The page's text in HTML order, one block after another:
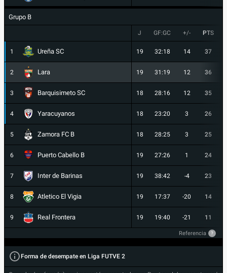
Grupo B
J GF:GC +/- PTS
1 Ureña SC 19 32:18 14 37
2 Lara 19 31:19 12 36
3 Barquisimeto SC 18 28:16 12 35
4 Yaracuyanos 18 23:20 3 26
5 Zamora FC B 18 28:25 3 25
6 Puerto Cabello B 19 27:26 1 24
7 Inter de Barinas 19 38:42 -4 23
8 Atletico El Vigia 19 17:37 -20 14
9 Real Frontera 19 19:40 -21 11
Referencia ?
Forma de desempate en Liga FUTVE 2